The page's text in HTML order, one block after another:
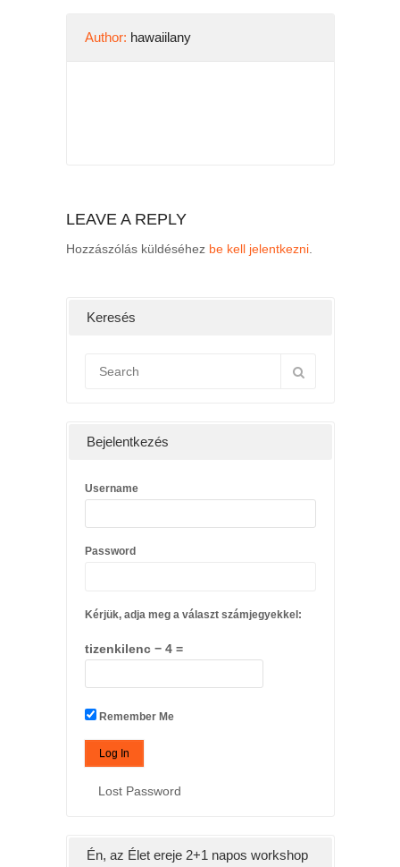
Author: hawaiilany
LEAVE A REPLY
Hozzászólás küldéséhez be kell jelentkezni.
Keresés
Bejelentkezés
Username
Password
Kérjük, adja meg a választ számjegyekkel:
tizenkilenc − 4 =
Remember Me
Lost Password
Én, az Élet ereje 2+1 napos workshop